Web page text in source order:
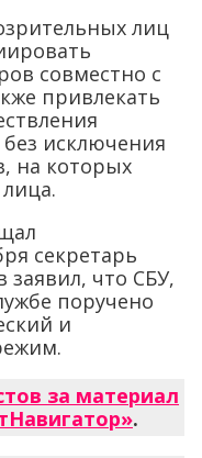
лиц
совместно с
привлекать
без исключения
на которых
секретарь
что СБУ,
поручено
и
за материал
.